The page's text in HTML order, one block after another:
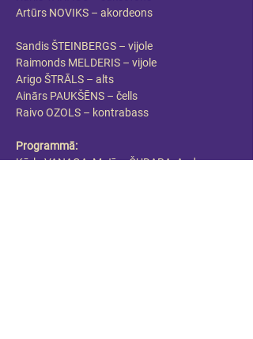
Artūrs NOVIKS – akordeons
Sandis ŠTEINBERGS – vijole
Raimonds MELDERIS – vijole
Arigo ŠTRĀLS – alts
Ainārs PAUKŠĒNS – čells
Raivo OZOLS – kontrabass
Programmā:
Kārļa VANAGA, Matīsa ČUDARA, Andra